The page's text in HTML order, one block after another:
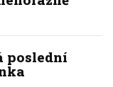
poslední